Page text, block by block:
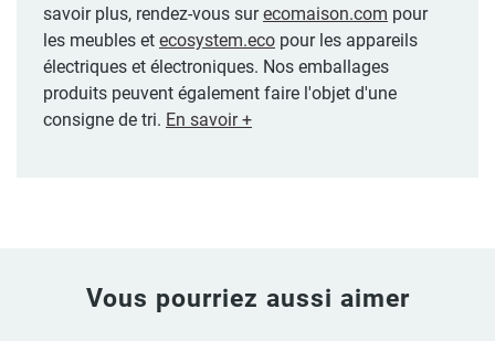
savoir plus, rendez-vous surecomaison.com pour
les meubles et ecosystem.eco pour les appareils
électriques et électroniques. Nos emballages
produits peuvent également faire l'objet d'une
consigne de tri. En savoir +
Vous pourriez aussi aimer